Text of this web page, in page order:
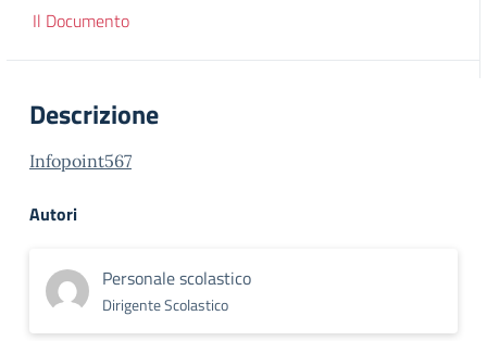
Il Documento
Descrizione
Infopoint567
Autori
Personale scolastico
Dirigente Scolastico